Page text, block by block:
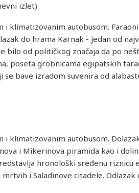
izlet)
klimatizovanim autobusom.
do hrama Karnak - jedan od
od političkog značaja da po
poseta grobnicama egipatskih
bave izradom suvenira od
klimatizovanim autobusom.
i Mikerinova piramida kao i
hronološki sređenu
i Saladinove citadele.